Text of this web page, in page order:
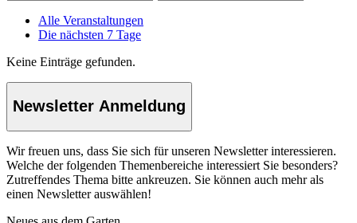
Alle Veranstaltungen
Die nächsten 7 Tage
Keine Einträge gefunden.
Newsletter Anmeldung
Wir freuen uns, dass Sie sich für unseren Newsletter interessieren.
Welche der folgenden Themenbereiche interessiert Sie besonders?
Zutreffendes Thema bitte ankreuzen. Sie können auch mehr als
einen Newsletter auswählen!